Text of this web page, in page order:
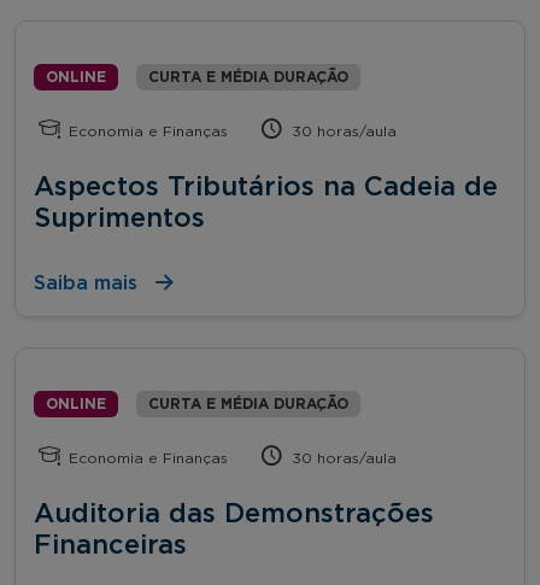
ONLINE CURTA E MÉDIA DURAÇÃO
Economia e Finanças 30 horas/aula
Aspectos Tributários na Cadeia de
Suprimentos
Saiba mais
ONLINE CURTA E MÉDIA DURAÇÃO
Economia e Finanças 30 horas/aula
Auditoria das Demonstrações
Financeiras